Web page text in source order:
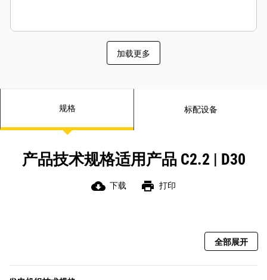
加载更多
规格 标配设备
产品技术规格适用产品 C2.2 | D30
cloud_download 下载 print 打印
全部展开